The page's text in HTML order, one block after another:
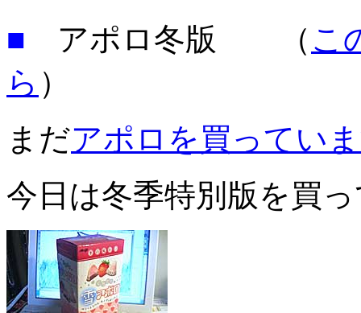
■ アポロ冬版 （ こ
ら ）
まだアポロを買ってい
今日は冬季特別版を買